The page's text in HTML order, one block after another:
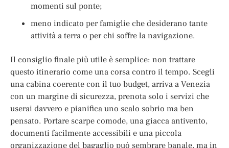
momenti sul ponte;
meno indicato per famiglie che desiderano tante
attività a terra o per chi soffre la navigazione.
Il consiglio finale più utile è semplice: non trattare
questo itinerario come una corsa contro il tempo. Scegli
una cabina coerente con il tuo budget, arriva a Venezia
con un margine di sicurezza, prenota solo i servizi che
userai davvero e pianifica uno scalo sobrio ma ben
pensato. Portare scarpe comode, una giacca antivento,
documenti facilmente accessibili e una piccola
organizzazione del bagaglio può sembrare banale, ma in